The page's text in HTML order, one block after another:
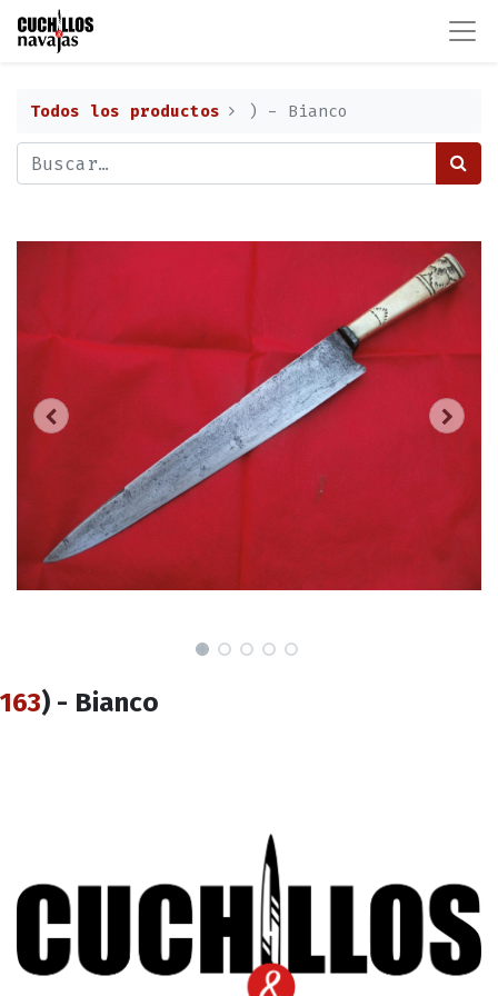
Todos los productos ) - Bianco
163) - Bianco